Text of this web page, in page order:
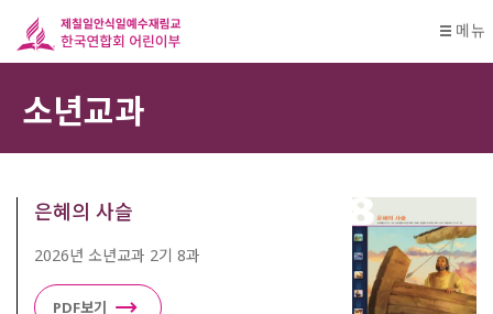
메뉴
소년교과
은혜의 사슬
2026년 소년교과 2기 8과
PDF보기